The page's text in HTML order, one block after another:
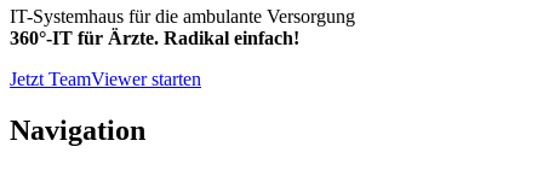
IT-Systemhaus für die ambulante Versorgung
360°-IT für Ärzte. Radikal einfach!
Jetzt TeamViewer starten
Navigation